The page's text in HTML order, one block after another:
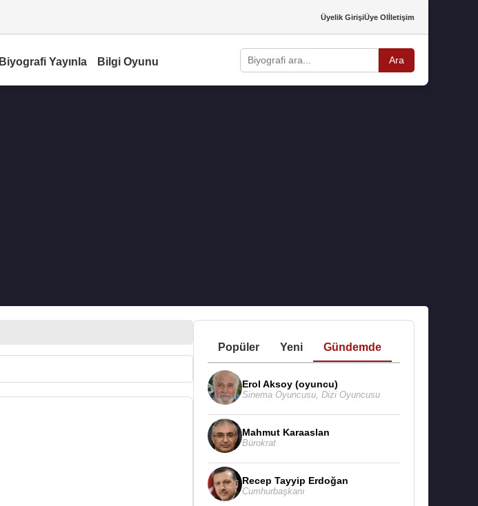
Üyelik GirişiÜye Olİletişim
Biyografi Yayınla Bilgi Oyunu Ara
Popüler Yeni Gündemde
Erol Aksoy (oyuncu)
Sinema Oyuncusu, Dizi Oyuncusu
Mahmut Karaaslan
Bürokrat
Recep Tayyip Erdoğan
Cumhurbaşkanı